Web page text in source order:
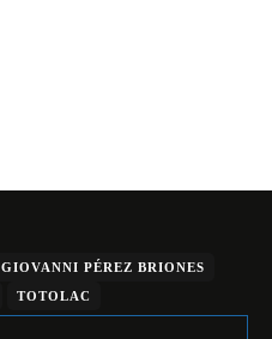
GIOVANNI PÉREZ BRIONES
TOTOLAC